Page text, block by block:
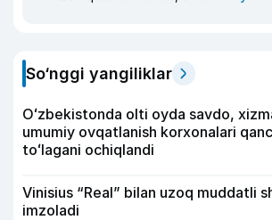
So‘nggi yangiliklar
Oʻzbekistonda olti oyda savdo,
umumiy ovqatlanish korxonalari
toʻlagani ochiqlandi
Vinisius “Real” bilan uzoq muddatli
imzoladi